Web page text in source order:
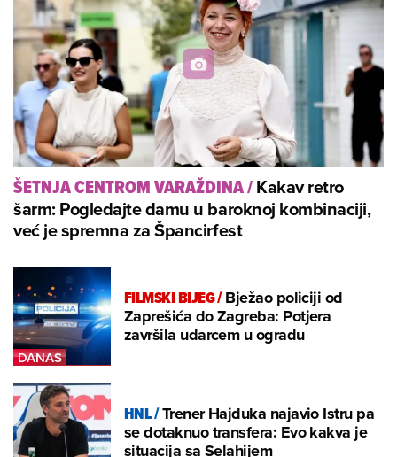
ŠETNJA CENTROM VARAŽDINA/Kakav retro
šarm: Pogledajte damu u baroknoj kombinaciji,
već je spremna za Špancirfest
FILMSKI BIJEG/Bježao policiji od
Zaprešića do Zagreba: Potjera
završila udarcem u ogradu
HNL/Trener Hajduka najavio Istru pa
se dotaknuo transfera: Evo kakva je
situacija sa Selahijem